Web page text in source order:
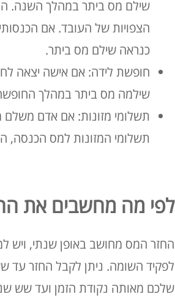
שילם מס ביתר במהלך השנה.
הצפויות של העובד. אם
כנראה שילם מס ביתר.
חופשת לידה: אם אישה יצאה
שילמה מס ביתר במהלך
תשלומי מזונות: אם אדם משלם
תשלומי המזונות למס הכנסה,
לפי מה מחשבים את
החזר המס מחושב באופן שנתי, ויש
לפקיד השומה. ניתן לקבל החזר עד
שלכם מאותה נקודת הזמן ועד שש